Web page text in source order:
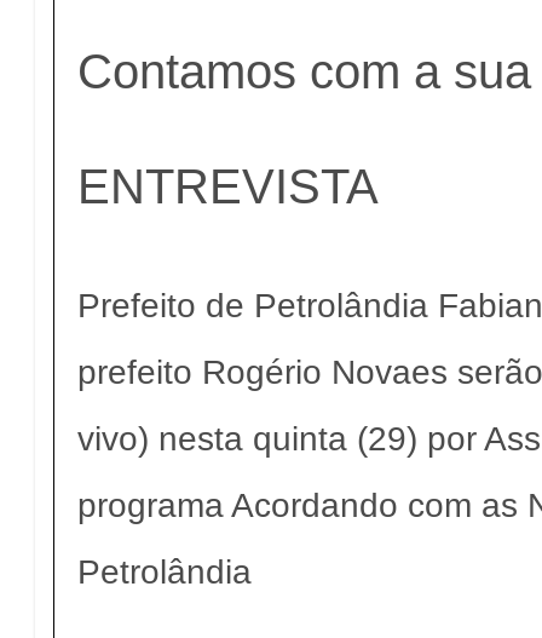
Contamos com a
ENTREVISTA
Prefeito de Petrolândia
prefeito Rogério Novaes
vivo) nesta quinta (29) por
programa Acordando com as
Petrolândia